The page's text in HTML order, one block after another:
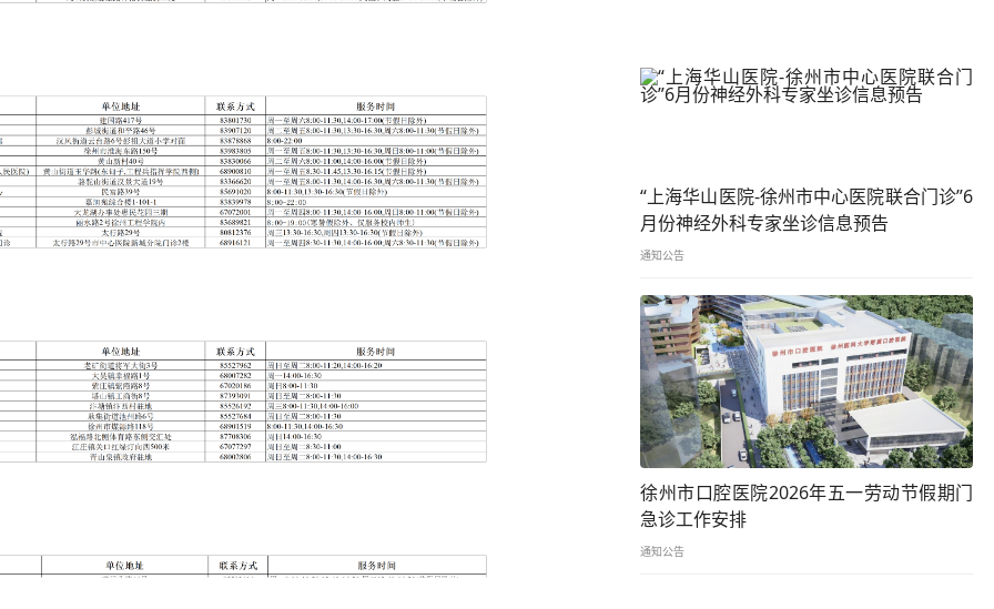
“上海华山医院-徐州市中心医院联合门诊”6
月份神经外科专家坐诊信息预告
通知公告
徐州市口腔医院2026年五一劳动节假期门
急诊工作安排
通知公告